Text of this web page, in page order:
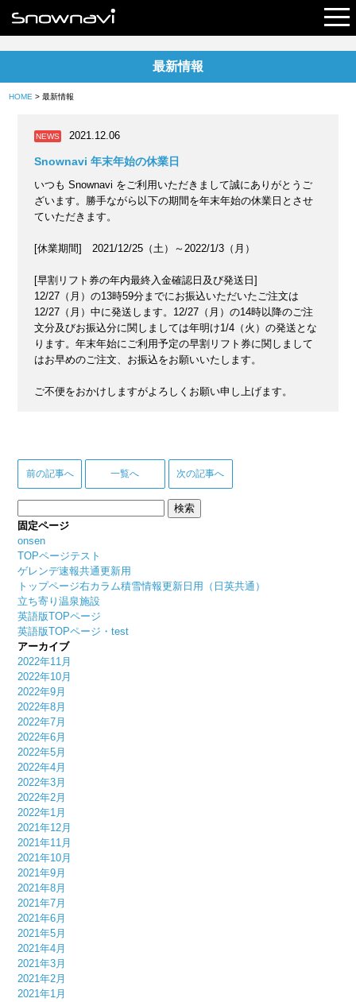
最新情報
HOME > 最新情報
NEWS 2021.12.06
Snownavi 年末年始の休業日
いつも Snownavi をご利用いただきまして誠にありがとうご
ざいます。勝手ながら以下の期間を年末年始の休業日とさせ
ていただきます。
[休業期間] 2021/12/25（土）～2022/1/3（月）
[早割リフト券の年内最終入金確認日及び発送日]
12/27（月）の13時59分までにお振込いただいたご注文は
12/27（月）中に発送します。12/27（月）の14時以降のご注
文分及びお振込分に関しましては年明け1/4（火）の発送とな
ります。年末年始にご利用予定の早割リフト券に関しまして
はお早めのご注文、お振込をお願いいたします。
ご不便をおかけしますがよろしくお願い申し上げます。
前の記事へ 一覧へ 次の記事へ
索:
固定ページ
onsen
TOPページテスト
ゲレンデ速報共通更新用
トップページ右カラム積雪情報更新日用（日英共通）
立ち寄り温泉施設
英語版TOPページ
英語版TOPページ・test
アーカイブ
2022年11月
2022年10月
2022年9月
2022年8月
2022年7月
2022年6月
2022年5月
2022年4月
2022年3月
2022年2月
2022年1月
2021年12月
2021年11月
2021年10月
2021年9月
2021年8月
2021年7月
2021年6月
2021年5月
2021年4月
2021年3月
2021年2月
2021年1月